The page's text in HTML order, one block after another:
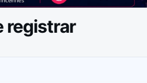
registrar